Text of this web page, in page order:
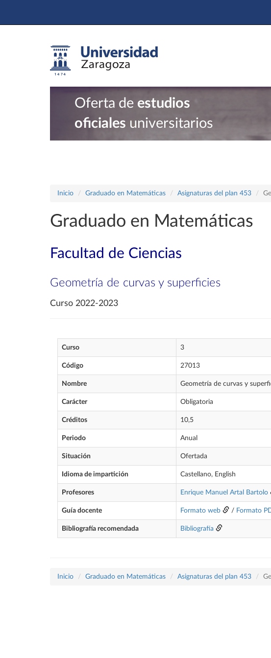
Oferta de estudios
oficiales universitarios
Inicio Graduado en Matemáticas Asignaturas del plan 453
Graduado en Matemáticas
Facultad de Ciencias
Geometría de curvas y superficies
Curso 2022-2023
Curso 3
Código 27013
Nombre Geometría de curvas y
Carácter Obligatoria
Créditos 10,5
Periodo Anual
Situación Ofertada
Idioma de impartición Castellano, English
Profesores Enrique Manuel Artal Bartolo
Guía docente Formato web / Formato
Bibliografía recomendada Bibliografía
Inicio Graduado en Matemáticas Asignaturas del plan 453